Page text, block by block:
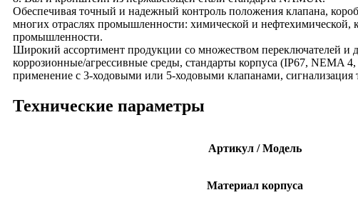
Обеспечивая точный и надежный контроль положения клапана,
многих отраслях промышленности: химической и нефтехимической,
промышленности.
Широкий ассортимент продукции со множеством переключателей и
коррозионные/агрессивные среды, стандарты корпуса (IP67, NEMA
применение с 3-ходовыми или 5-ходовыми клапанами,
Технические параметры
Артикул / Модель
Материал корпуса